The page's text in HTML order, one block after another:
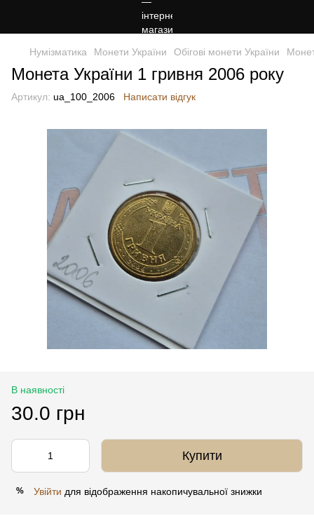
Нумізматика Монети України Обігові монети України
Монета України 1 гривня 2006 року
Артикул: ua_100_2006 Написати відгук
В наявності
30.0 грн
Купити
% Увійти для відображення накопичувальної знижки